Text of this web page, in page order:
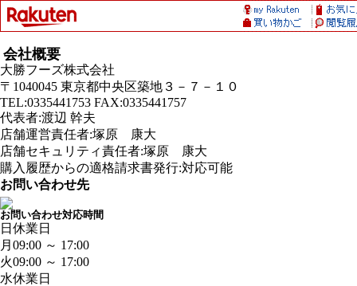
会社概要
大勝フーズ株式会社
〒1040045 東京都中央区築地３－７－１０
TEL:0335441753 FAX:0335441757
代表者:渡辺 幹夫
店舗運営責任者:塚原 康大
店舗セキュリティ責任者:塚原 康大
購入履歴からの適格請求書発行:対応可能
お問い合わせ先
お問い合わせ対応時間
日 休業日
月 09:00 ～ 17:00
火09:00 ～ 17:00
水休業日